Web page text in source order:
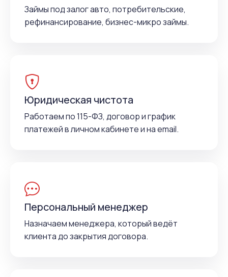
Займы под залог авто, потребительские,
рефинансирование, бизнес-микро займы.
Юридическая чистота
Работаем по 115-ФЗ, договор и график
платежей в личном кабинете и на email.
Персональный менеджер
Назначаем менеджера, который ведёт
клиента до закрытия договора.